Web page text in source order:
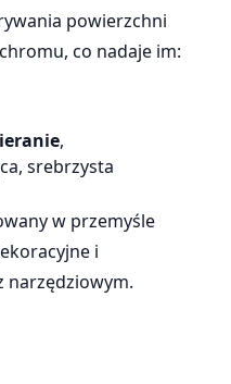
powierzchni
co nadaje im:
,
srebrzysta
w przemyśle
i
narzędziowym.